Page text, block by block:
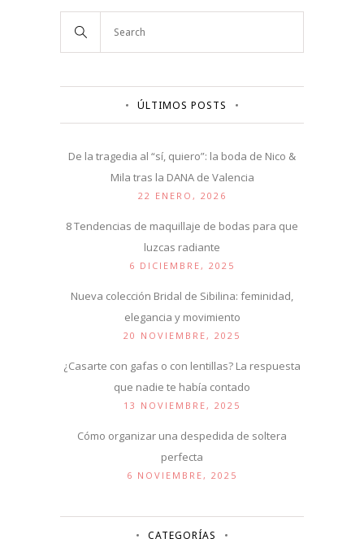
ÚLTIMOS POSTS
De la tragedia al “sí, quiero”: la boda de Nico &
Mila tras la DANA de Valencia
22 ENERO, 2026
8 Tendencias de maquillaje de bodas para que
luzcas radiante
6 DICIEMBRE, 2025
Nueva colección Bridal de Sibilina: feminidad,
elegancia y movimiento
20 NOVIEMBRE, 2025
¿Casarte con gafas o con lentillas? La respuesta
que nadie te había contado
13 NOVIEMBRE, 2025
Cómo organizar una despedida de soltera
perfecta
6 NOVIEMBRE, 2025
CATEGORÍAS